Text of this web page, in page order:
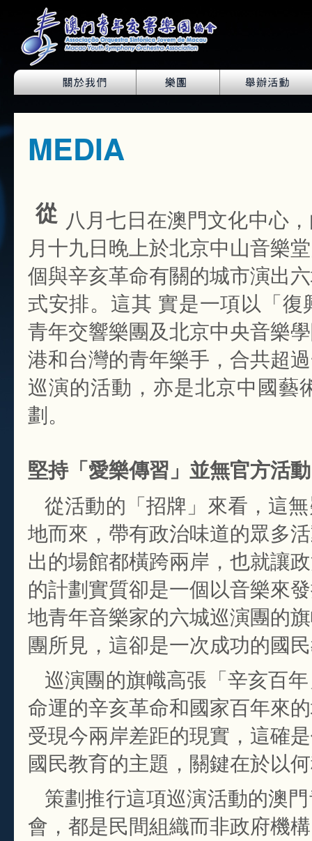
MEDIA
從 八月七日在澳門文化中心
月十九日晚上於北京中山音樂
個與辛亥革命有關的城市演出
式安排。這其 實是一項以「
青年交響樂團及北京中央音樂
港和台灣的青年樂手，合共超
巡演的活動，亦是北京中國藝
劃。
堅持「愛樂傳習」並無官方活動
從活動的「招牌」來看，這
地而來，帶有政治味道的眾多
出的場館都橫跨兩岸，也就讓
的計劃實質卻是一個以音樂來
地青年音樂家的六城巡演團的
團所見，這卻是一次成功的國
巡演團的旗幟高張「辛亥百
命運的辛亥革命和國家百年來
受現今兩岸差距的現實，這確
國民教育的主題，關鍵在於以
策劃推行這項巡演活動的澳
會，都是民間組織而非政府機